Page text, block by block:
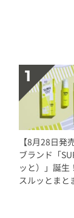
【8月28日発
ブランド「
ッと）」誕生
スルッとま